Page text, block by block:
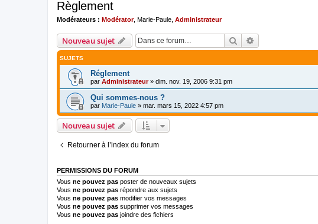
Règlement
Modérateurs : Modérator, Marie-Paule Administrateur
Nouveau sujet Rechercher
SUJETS
Réglement
par Administrateur» dim. nov. 19, 2006 9:31 pm
Qui sommes-nous ?
par Marie-Paule » mar. mars 15, 2022 4:57 pm
Nouveau sujet
Retourner à l’index du forum
PERMISSIONS DU FORUM
Vous ne pouvez pas poster de nouveaux sujets
Vous ne pouvez pas répondre aux sujets
Vous ne pouvez pas modifier vos messages
Vous ne pouvez pas supprimer vos messages
Vous ne pouvez pas joindre des fichiers